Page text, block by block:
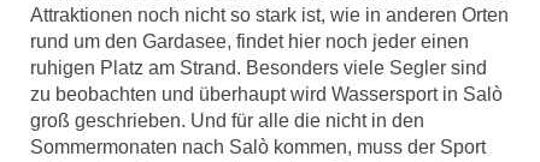
Attraktionen noch nicht so stark ist, wie in anderen Orten
rund um den Gardasee, findet hier noch jeder einen
ruhigen Platz am Strand. Besonders viele Segler sind
zu beobachten und überhaupt wird Wassersport in Salò
groß geschrieben. Und für alle die nicht in den
Sommermonaten nach Salò kommen, muss der Sport